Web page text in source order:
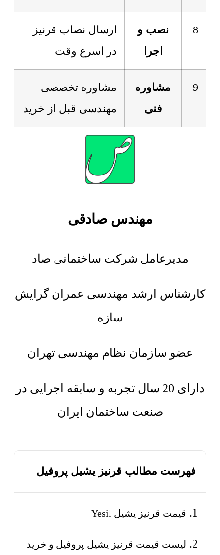
8
نصب و
اجرا
ارسال نصاب قرنیز
در اسرع وقت
9
مشاوره
فنی
مشاوره تخصصی
مهندسی قبل از خرید
مهندس صادقی
مدیرعامل شرکت ساختمانی صاد
کارشناس ارشد مهندسی عمران گرایش
سازه
عضو سازمان نظام مهندسی تهران
دارای 20 سال تجربه و سابقه اجرایی در
صنعت ساختمان ایران
فهرست مطالب قرنیز یشیل پروفیل
قیمت قرنیز یشیل Yesil
لیست قیمت قرنیز یشیل پروفیل و خرید